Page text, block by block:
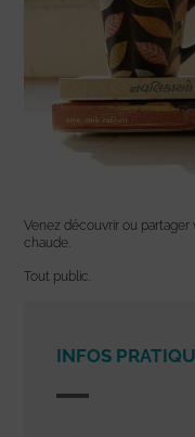
Venez découvrir ou
chaude.
Tout public.
INFOS